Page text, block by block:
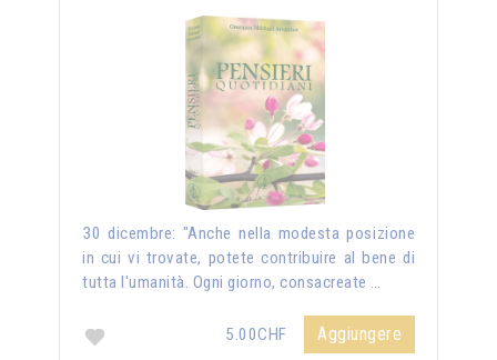
30 dicembre: "Anche nella modesta posizione
in cui vi trovate, potete contribuire al bene di
tutta l'umanità. Ogni giorno, consacreate …
5.00CHF Aggiungere